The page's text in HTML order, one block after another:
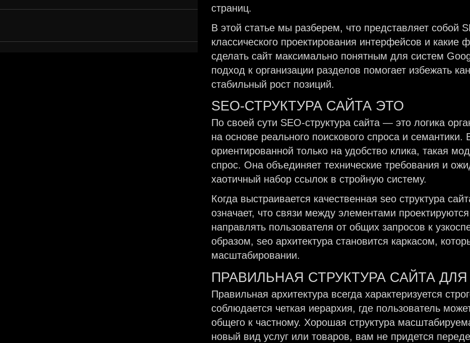
страниц.
В этой статье мы разберем, что представляет собой
классического проектирования интерфейсов и
сделать сайт максимально понятным для систем
подход к организации разделов помогает избежать
стабильный рост позиций.
SEO-СТРУКТУРА САЙТА ЭТО
По своей сути SEO-структура сайта — это логика
на основе реального поискового спроса и семантики.
ориентированной только на удобство клика, такая
спрос. Она объединяет технические требования и
хаотичный набор ссылок в стройную систему.
Когда выстраивается качественная seo структура
означает, что связи между элементами
направлять пользователя от общих запросов к
образом, seo архитектура становится каркасом,
масштабировании.
ПРАВИЛЬНАЯ СТРУКТУРА САЙТА ДЛЯ
Правильная архитектура всегда характеризуется
соблюдается четкая иерархия, где пользователь
общего к частному. Хорошая структура
новый вид услуг или товаров, вам не придется